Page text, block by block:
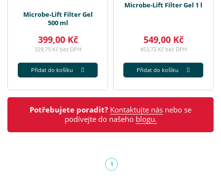
Microbe-Lift Filter Gel
500 ml
399,00 Kč
329,75 Kč bez DPH
Přidat do košíku
Microbe-Lift Filter Gel 1 l
549,00 Kč
453,72 Kč bez DPH
Přidat do košíku
Potřebujete poradit? Kontaktujte nás nebo se
podívejte do našeho blogu.
1(aktuální)